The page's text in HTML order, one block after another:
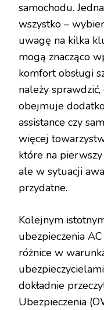
samochodu.
wszystko –
uwagę na kilka
mogą znacząco
komfort obsługi
należy
obejmuje
assistance czy
więcej
które na
ale w sytuacji
przydatne.
Kolejnym
ubezpieczenia
różnice w
dokładnie
Ubezpieczenia